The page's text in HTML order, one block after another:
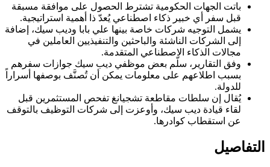
باتت الجهات الحكومية تشترط الحصول على موافقة مسبقة
قبل سفر أي خبير ذكاء اصطناعي يُعدّ ذا أهمية استراتيجية.
يشمل التوجيه شركات خاصة بينها علي بابا وديب سيك، إضافة
إلى الشركات الناشئة والباحثين والتنفيذيين العاملين في
مجالات الذكاء الاصطناعي المتقدمة.
وفق التقارير، سلّم بعض موظفي ديب سيك جوازات سفرهم
بسبب اطلاعهم على معلومات يمكن أن تُصنَّف بوصفها أسراراً
للدولة.
يُقال إن سلطات مقاطعة تشجيانغ تفحص المستثمرين قبل
لقاء قيادة ديب سيك، وأوعزت إلى شركات التوظيف بالتوقف
عن استقطاب كوادرها.
التفاصيل